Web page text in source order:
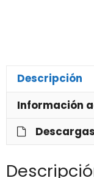
Descripción
Información
Descargas